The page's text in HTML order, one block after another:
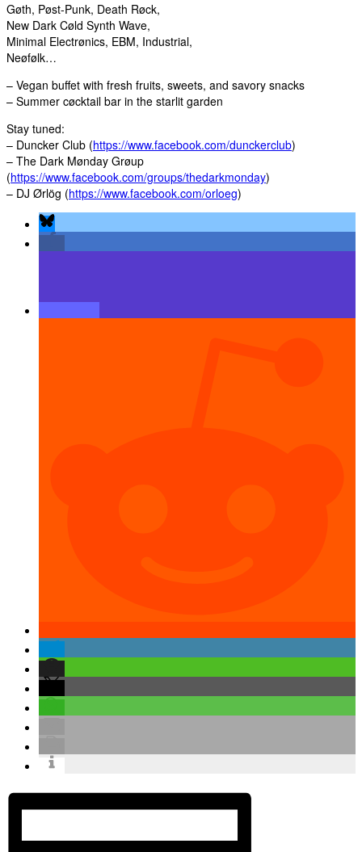
Gøth, Pøst-Punk, Death Røck,
New Dark Cøld Synth Wave,
Minimal Electrønics, EBM, Industrial,
Neøfølk…
– Vegan buffet with fresh fruits, sweets, and savory snacks
– Summer cøcktail bar in the starlit garden
Stay tuned:
– Duncker Club (https://www.facebook.com/dunckerclub)
– The Dark Mønday Grøup
(https://www.facebook.com/groups/thedarkmonday)
– DJ Ørlög (https://www.facebook.com/orloeg)